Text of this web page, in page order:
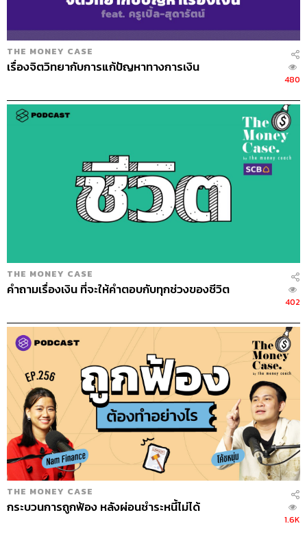
ย้ายได้เหมือนกัน ซื้อกี่กองก็ได้ ซื้อกี่ บลจ. ก็ได้ แต่ว่ายิ่งซื้อ
เยอะก็ยิ่งปวดหัว เหมือนที่เคยเล่าให้ฟัง ต้องมานั่งดู นั่งจัดการ
แล้วแต่ละที่ส่งตัวเลขมาไม่เหมือนกัน งงไปหมด
การโยกย้ายเปลี่ยนแปลงตรงนี้มันมีค่าบริหารจัดการเพิ่มขึ้น
มีครับ ส่วนใหญ่กองขาออกเขาจะคิดค่าสับเปลี่ยนขาออก
เพราะฉะนั้นต้องไปนั่งดูหน่อยว่า ถ้าคุณย้ายข้าม บลจ. ส่วน
ใหญ่จะคิดเงินค่อนข้างแพงเลยล่ะ เพราะว่าเขาไม่อยากให้
เราออก แต่คนที่รับเข้าเนี่ย มาเลยๆ แต่ว่าถ้าย้ายภายใน บลจ.
เดียวกัน ค่าธรรมเนียมจะไม่ค่อยเก็บ น้อย บลจ. มากที่จะเก็บ
เพราะฉะนั้นดูดีๆ การย้ายถ้าไม่จำเป็นอย่าย้าย
“นักลงทุนเองหรือคนที่เพิ่งลงทุนกับ LTF/RMF
เราควรเลือกกองให้ดีเหมือนติดกระดุมเม็ดแรก
เลือกครั้งแรกหน่อย แล้วอยู่กับเขาไปนานๆ
อย่างนั้นผมว่าเวิร์ก”
แล้วถ้าซื้อเกินเกณฑ์ที่เขากำหนดละครับ
คนส่วนใหญ่จะมีแนวคิด ถ้าเขาบอกอะไรตามกฎหมาย เรา
จะไปคิดเพิ่มเองว่ามันทำได้ เช่น ซื้อเกินมาแล้วไม่ได้เอามา
ลดหย่อนภาษีทั้งหมด แต่เอามาลดหย่อนเฉพาะส่วนที่ลด
หย่อนได้ แล้วคิดว่าคงไม่ได้ผิดเงื่อนไขอะไร คือต้องบอกว่า
ส่วนที่เกินเขาเขียนไว้ชัดเจนว่าต้องเอาไปรวมกับภาษีเพื่อคิด
THE MONEY CASE
เรื่องจิตวิทยากับการแก้ปัญหาทางการเงิน
480
THE MONEY CASE
คำถามเรื่องเงิน ที่จะให้คำตอบกับทุกช่วงของชีวิต
402
THE MONEY CASE
กระบวนการถูกฟ้อง หลังผ่อนชำระหนี้ไม่ได้
1.6K